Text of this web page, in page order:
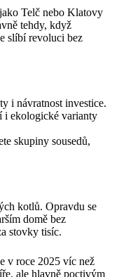
Telč nebo Klatovy
tehdy, když
slíbí revoluci bez
i návratnost investice.
i ekologické varianty
skupiny sousedů,
kotlů. Opravdu se
domě bez
stovky tisíc.
v roce 2025 víc než
ale hlavně poctivým